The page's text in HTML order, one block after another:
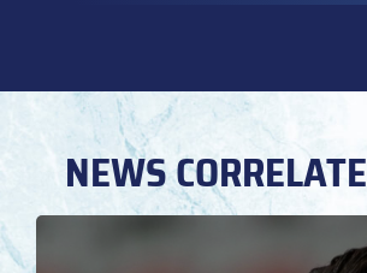
NEWS CORRELATE